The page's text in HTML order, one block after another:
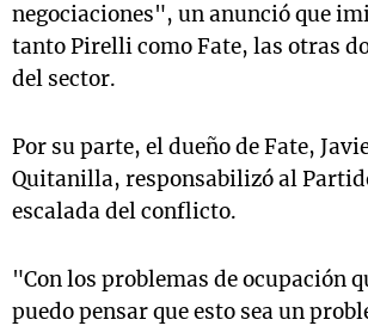
negociaciones", un anunció que
tanto Pirelli como Fate, las otras
del sector.
Por su parte, el dueño de Fate,
Quitanilla, responsabilizó al
escalada del conflicto.
"Con los problemas de ocupación
puedo pensar que esto sea un